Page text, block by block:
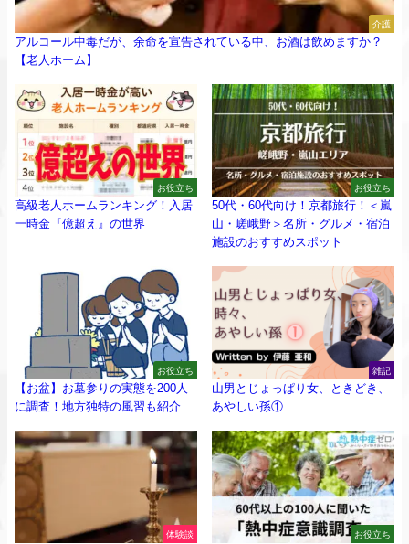
介護
アルコール中毒だが、余命を宣告されている中、お酒は飲めますか？
【老人ホーム】
お役立ち
高級老人ホームランキング！入居
一時金『億超え』の世界
お役立ち
50代・60代向け！京都旅行！＜嵐
山・嵯峨野＞名所・グルメ・宿泊
施設のおすすめスポット
お役立ち
【お盆】お墓参りの実態を200人
に調査！地方独特の風習も紹介
雑記
山男とじょっぱり女、ときどき、
あやしい孫①
体験談 お役立ち